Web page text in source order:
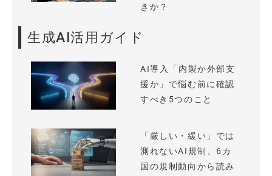
きか？
生成AI活用ガイド
AI導入「内製か外部支
援か」で悩む前に確認
すべき5つのこと
「厳しい・緩い」では
測れないAI規制、6カ
国の規制動向から読み